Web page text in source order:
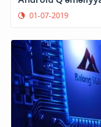
01-07-2019